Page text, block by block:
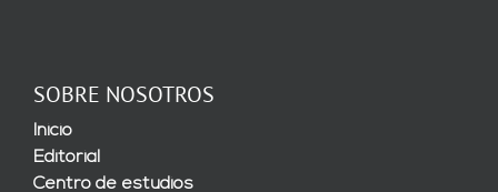
SOBRE NOSOTROS
Inicio
Editorial
Centro de estudios